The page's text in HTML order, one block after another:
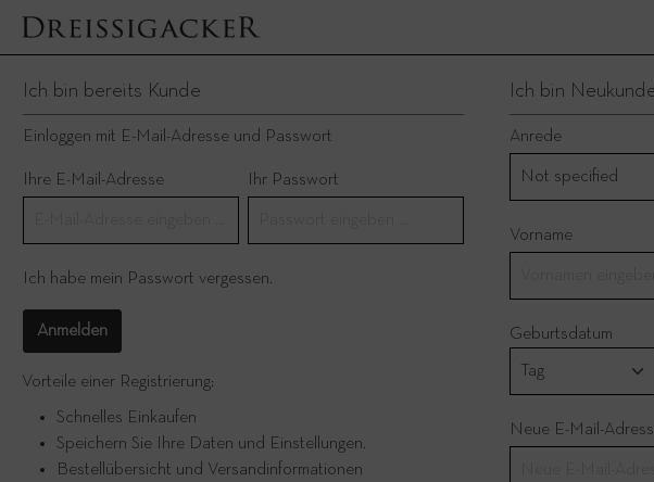
Ich bin bereits Kunde
Einloggen mit E-Mail-Adresse und Passwort
Ihre E-Mail-Adresse Ihr Passwort
Ich habe mein Passwort vergessen.
Anmelden
Vorteile einer Registrierung:
Schnelles Einkaufen
Speichern Sie Ihre Daten und Einstellungen.
Bestellübersicht und Versandinformationen
Ich bin
Anrede
Vorname
Geburtsdatum
Neue E-Mail-